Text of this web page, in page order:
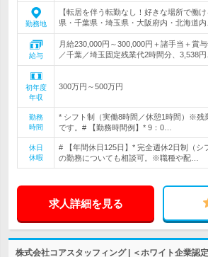
勤務地
【転居を伴う転勤なし！好きな場所で働
県・千葉県・埼玉県・大阪府内・北海道内
給与
月給230,000円～300,000円＋諸手当＋賞
／千葉／埼玉固定残業代2時間分、3,538円
初年度
年収
300万円～500万円
勤務
時間
* シフト制（実働8時間／休憩1時間）※残
です。# 【勤務時間例】* 9：0…
休日
休暇
# 【年間休日125日】* 完全週休2日制（
の勤務についても相談可。※職種や配…
求人詳細を見る
株式会社コアスタッフィング | ＜ホワイト企業認